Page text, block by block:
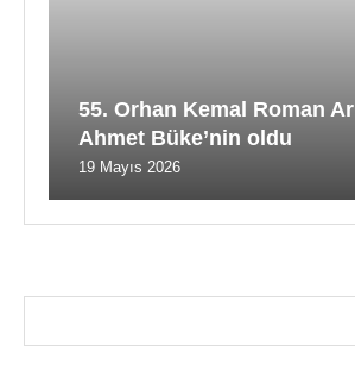
55. Orhan Kemal Roman
Ahmet Büke’nin oldu
19 Mayıs 2026